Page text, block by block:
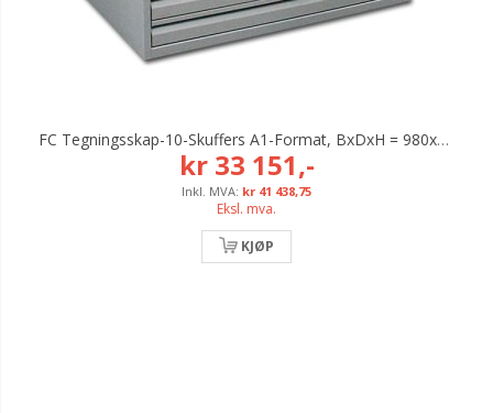
FC Tegningsskap-10-Skuffers A1-Format, BxDxH = 980x715x970x Mm
kr 33 151,-
kr 41 438,75
Eksl. mva.
KJØP